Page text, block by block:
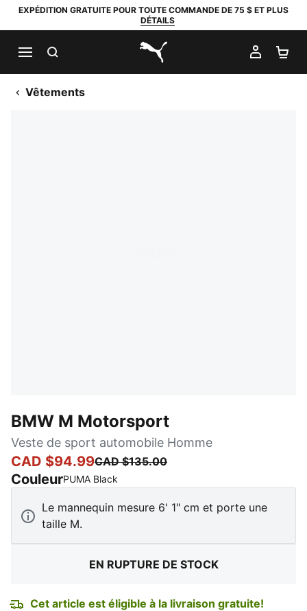
EXPÉDITION GRATUITE POUR TOUTE COMMANDE DE 75 $ ET PLUS
DÉTAILS
PUMA.com
MON
Vêtements
BMW M Motorsport
Veste de sport automobile Homme
CAD $94.99CAD $135.00
CouleurPUMA Black
Le mannequin mesure 6' 1" cm et porte une
taille M.
EN RUPTURE DE STOCK
Cet article est éligible à la livraison gratuite!